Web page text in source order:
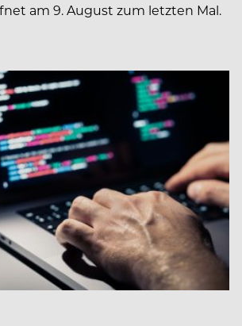
am 9. August zum letzten Mal.